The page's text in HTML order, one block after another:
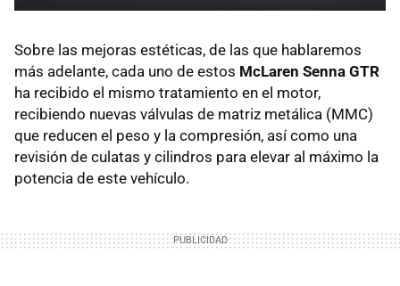
Sobre las mejoras estéticas, de las que hablaremos
más adelante, cada uno de estos McLaren Senna GTR
ha recibido el mismo tratamiento en el motor,
recibiendo nuevas válvulas de matriz metálica (MMC)
que reducen el peso y la compresión, así como una
revisión de culatas y cilindros para elevar al máximo la
potencia de este vehículo.